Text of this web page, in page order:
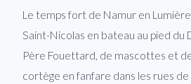
Le temps fort de Namur en
Saint-Nicolas en bateau au pied du
Père Fouettard, de mascottes et
cortège en fanfare dans les rues